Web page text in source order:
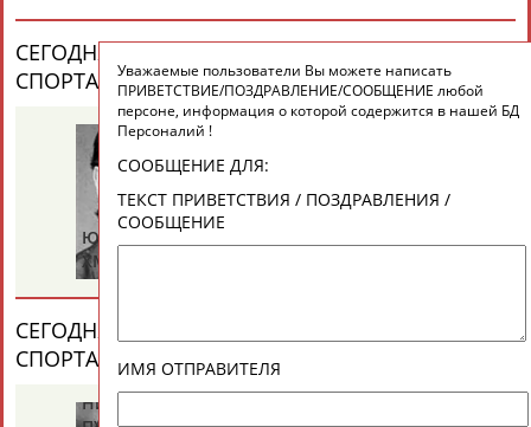
© Стадион, 1998-2026
Разработка и поддержка ООО НАИТ «Стадион»
СЕГОДНЯ ДЕНЬ РОЖДЕНИЯ У ПЕРСОН ИЗ МИРА
СПОРТА (25 ПЕРСОНАЛИЙ)
ВЕСЬ СПИСОК
Юрий
ХМЫЛЕВ
Михаил
СЕГОДНЯ ДЕНЬ ПАМЯТИ У ПЕРСОН ИЗ МИРА
СПОРТА (4 ПЕРСОНАЛИЙ)
Николай
Уважаемые пользователи Вы можете написать
ПРИВЕТСТВИЕ/ПОЗДРАВЛЕНИЕ/СООБЩЕНИЕ любой
персоне, информация о которой содержится в нашей БД
Персоналий !
СООБЩЕНИЕ ДЛЯ:
ТЕКСТ ПРИВЕТСТВИЯ / ПОЗДРАВЛЕНИЯ /
СООБЩЕНИЕ
ИМЯ ОТПРАВИТЕЛЯ